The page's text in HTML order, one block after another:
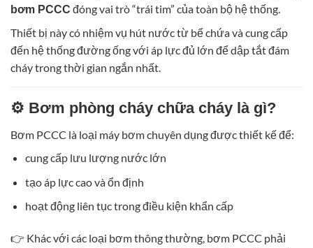
bơm PCCC đóng vai trò “trái tim” của toàn bộ hệ thống.
Thiết bị này có nhiệm vụ hút nước từ bể chứa và cung cấp
đến hệ thống đường ống với áp lực đủ lớn để dập tắt đám
cháy trong thời gian ngắn nhất.
⚙️ Bơm phòng cháy chữa cháy là gì?
Bơm PCCC là loại máy bơm chuyên dụng được thiết kế để:
cung cấp lưu lượng nước lớn
tạo áp lực cao và ổn định
hoạt động liên tục trong điều kiện khẩn cấp
👉 Khác với các loại bơm thông thường, bơm PCCC phải